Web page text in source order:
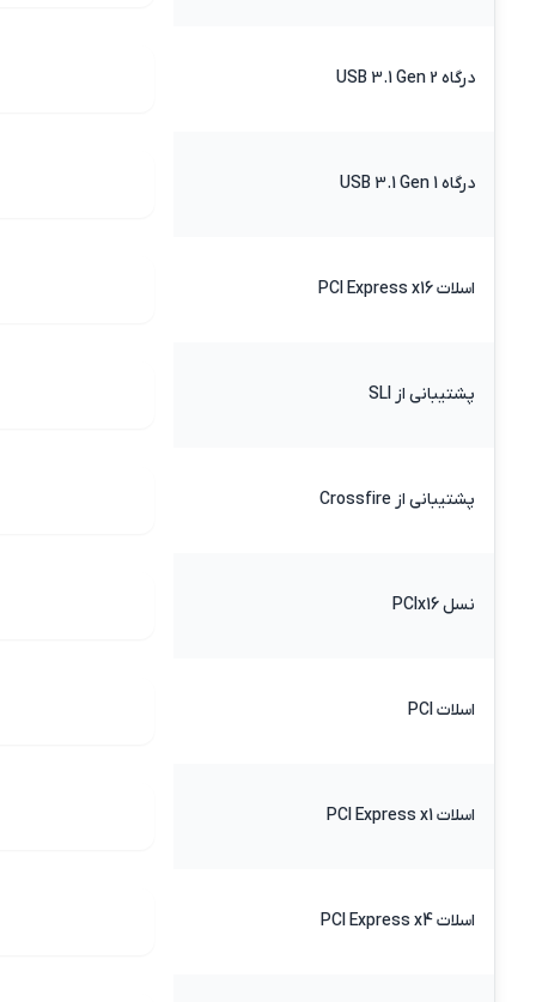
درگاه USB 3.1 Gen 2
درگاه USB 3.1 Gen 1
اسلات PCI Express x16
پشتیبانی از SLI
پشتیبانی از Crossfire
نسل PCIx16
اسلات PCI
اسلات PCI Express x1
اسلات PCI Express x4